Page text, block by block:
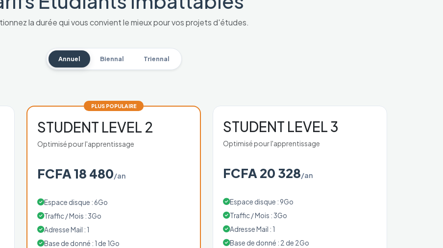
la durée qui vous convient le mieux pour vos projets d'études.
Annuel Biennal Triennal
PLUS POPULAIRE
STUDENT LEVEL 2
Optimisé pour l'apprentissage
FCFA 18 480/an
Espace disque : 6Go
Traffic / Mois : 3Go
Adresse Mail : 1
Base de donné : 1 de 1Go
STUDENT LEVEL 3
Optimisé pour l'apprentissage
FCFA 20 328/an
Espace disque : 9Go
Traffic / Mois : 3Go
Adresse Mail : 1
Base de donné : 2 de 2Go